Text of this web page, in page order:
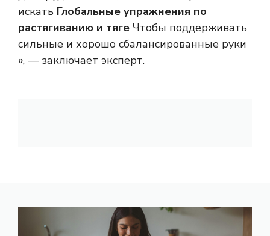
искать Глобальные упражнения по
растягиванию и тяге Чтобы поддерживать
сильные и хорошо сбалансированные руки
», — заключает эксперт.